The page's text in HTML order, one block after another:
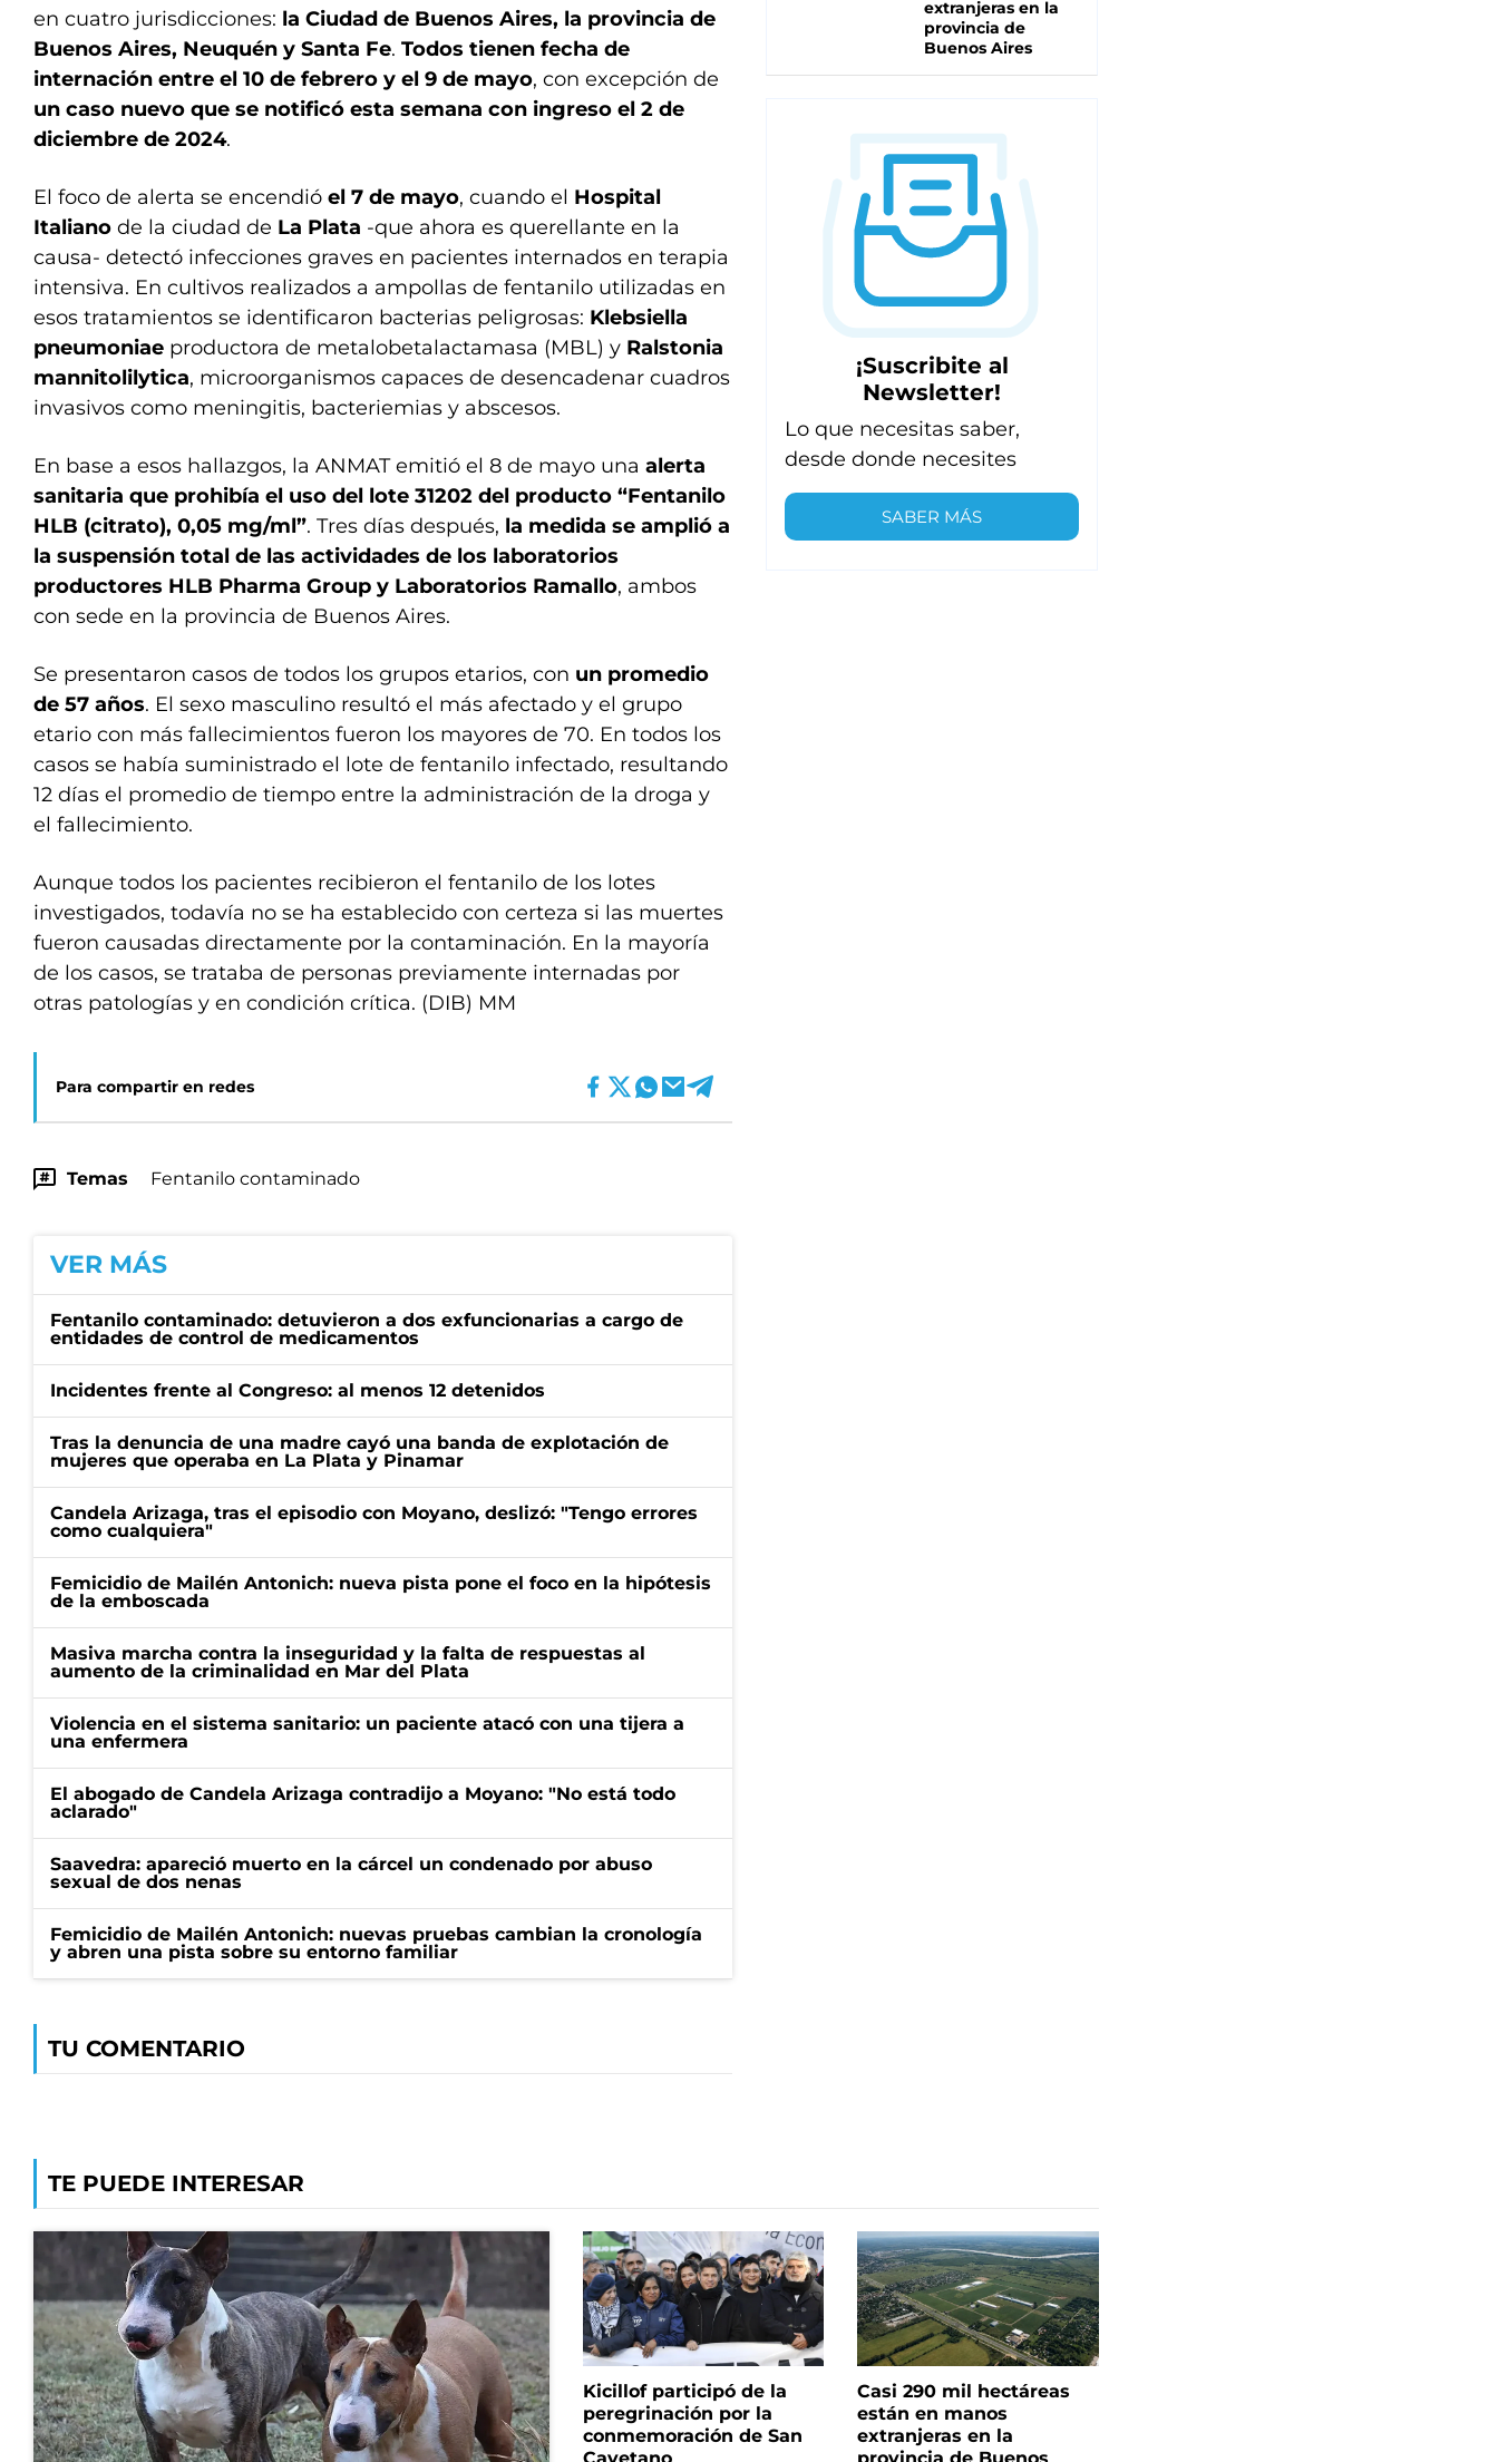
en cuatro jurisdicciones: la Ciudad de Buenos Aires, la provincia de
Buenos Aires, Neuquén y Santa Fe. Todos tienen fecha de
internación entre el 10 de febrero y el 9 de mayo, con excepción de
un caso nuevo que se notificó esta semana con ingreso el 2 de
diciembre de 2024.
El foco de alerta se encendió el 7 de mayo, cuando el Hospital
Italiano de la ciudad de La Plata -que ahora es querellante en la
causa- detectó infecciones graves en pacientes internados en terapia
intensiva. En cultivos realizados a ampollas de fentanilo utilizadas en
esos tratamientos se identificaron bacterias peligrosas: Klebsiella
pneumoniae productora de metalobetalactamasa (MBL) y Ralstonia
mannitolilytica, microorganismos capaces de desencadenar cuadros
invasivos como meningitis, bacteriemias y abscesos.
En base a esos hallazgos, la ANMAT emitió el 8 de mayo una alerta
sanitaria que prohibía el uso del lote 31202 del producto “Fentanilo
HLB (citrato), 0,05 mg/ml”. Tres días después, la medida se amplió a
la suspensión total de las actividades de los laboratorios
productores HLB Pharma Group y Laboratorios Ramallo, ambos
con sede en la provincia de Buenos Aires.
Se presentaron casos de todos los grupos etarios, con un promedio
de 57 años. El sexo masculino resultó el más afectado y el grupo
etario con más fallecimientos fueron los mayores de 70. En todos los
casos se había suministrado el lote de fentanilo infectado, resultando
12 días el promedio de tiempo entre la administración de la droga y
el fallecimiento.
Aunque todos los pacientes recibieron el fentanilo de los lotes
investigados, todavía no se ha establecido con certeza si las muertes
fueron causadas directamente por la contaminación. En la mayoría
de los casos, se trataba de personas previamente internadas por
otras patologías y en condición crítica. (DIB) MM
Para compartir en redes
Temas Fentanilo contaminado
VER MÁS
Fentanilo contaminado: detuvieron a dos exfuncionarias a cargo de
entidades de control de medicamentos
Incidentes frente al Congreso: al menos 12 detenidos
Tras la denuncia de una madre cayó una banda de explotación de
mujeres que operaba en La Plata y Pinamar
Candela Arizaga, tras el episodio con Moyano, deslizó: "Tengo errores
como cualquiera"
Femicidio de Mailén Antonich: nueva pista pone el foco en la hipótesis
de la emboscada
Masiva marcha contra la inseguridad y la falta de respuestas al
aumento de la criminalidad en Mar del Plata
Violencia en el sistema sanitario: un paciente atacó con una tijera a
una enfermera
El abogado de Candela Arizaga contradijo a Moyano: "No está todo
aclarado"
Saavedra: apareció muerto en la cárcel un condenado por abuso
sexual de dos nenas
Femicidio de Mailén Antonich: nuevas pruebas cambian la cronología
y abren una pista sobre su entorno familiar
TU COMENTARIO
extranjeras en la
provincia de
Buenos Aires
¡Suscribite al
Newsletter!
Lo que necesitas saber,
desde donde necesites
SABER MÁS
TE PUEDE INTERESAR
Kicillof participó de la
peregrinación por la
conmemoración de San
Casi 290 mil hectáreas
están en manos
extranjeras en la